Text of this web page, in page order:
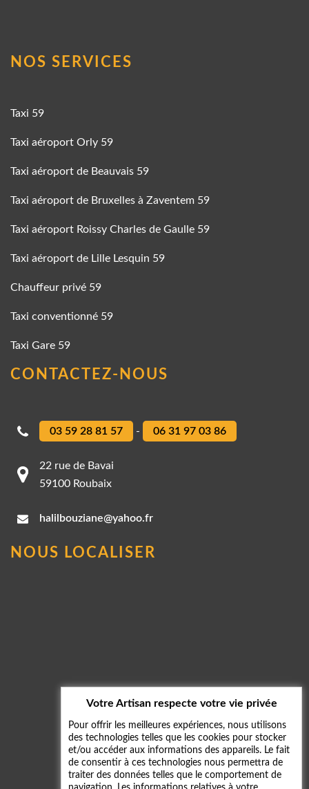
NOS SERVICES
Taxi 59
Taxi aéroport Orly 59
Taxi aéroport de Beauvais 59
Taxi aéroport de Bruxelles à Zaventem 59
Taxi aéroport Roissy Charles de Gaulle 59
Taxi aéroport de Lille Lesquin 59
Chauffeur privé 59
Taxi conventionné 59
Taxi Gare 59
CONTACTEZ-NOUS
03 59 28 81 57 - 06 31 97 03 86
22 rue de Bavai
59100 Roubaix
halilbouziane@yahoo.fr
NOUS LOCALISER
Votre Artisan respecte votre vie privée
Pour offrir les meilleures expériences, nous utilisons
des technologies telles que les cookies pour stocker
et/ou accéder aux informations des appareils. Le fait
de consentir à ces technologies nous permettra de
traiter des données telles que le comportement de